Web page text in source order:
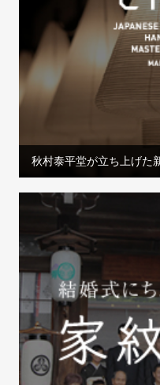
秋村泰平堂が立ち上げた